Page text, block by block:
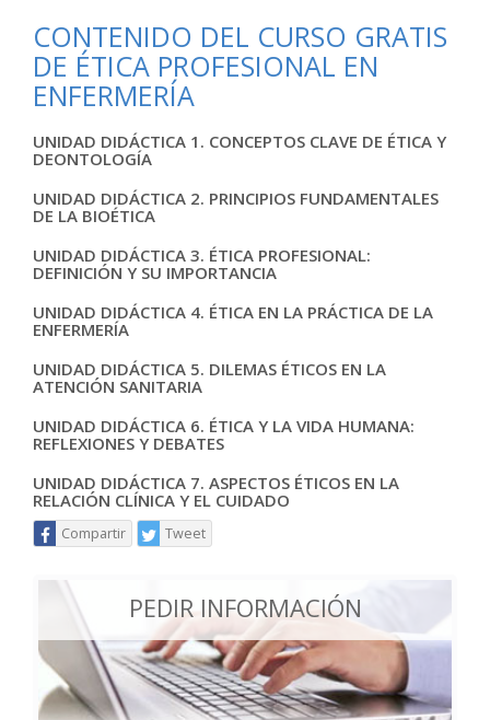
CONTENIDO DEL CURSO GRATIS
DE ÉTICA PROFESIONAL EN
ENFERMERÍA
UNIDAD DIDÁCTICA 1. CONCEPTOS CLAVE DE ÉTICA Y
DEONTOLOGÍA
UNIDAD DIDÁCTICA 2. PRINCIPIOS FUNDAMENTALES
DE LA BIOÉTICA
UNIDAD DIDÁCTICA 3. ÉTICA PROFESIONAL:
DEFINICIÓN Y SU IMPORTANCIA
UNIDAD DIDÁCTICA 4. ÉTICA EN LA PRÁCTICA DE LA
ENFERMERÍA
UNIDAD DIDÁCTICA 5. DILEMAS ÉTICOS EN LA
ATENCIÓN SANITARIA
UNIDAD DIDÁCTICA 6. ÉTICA Y LA VIDA HUMANA:
REFLEXIONES Y DEBATES
UNIDAD DIDÁCTICA 7. ASPECTOS ÉTICOS EN LA
RELACIÓN CLÍNICA Y EL CUIDADO
Compartir Tweet
PEDIR INFORMACIÓN